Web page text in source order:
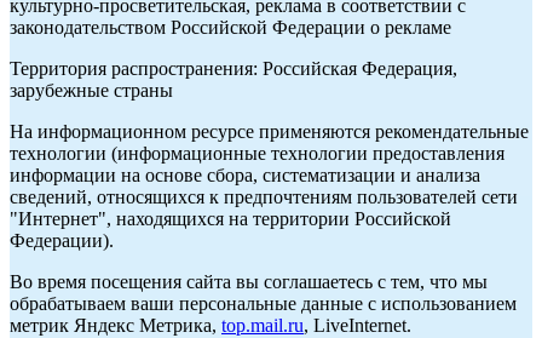
культурно-просветительская, реклама в соответствии с
законодательством Российской Федерации о рекламе
Территория распространения: Российская Федерация,
зарубежные страны
На информационном ресурсе применяются рекомендательные
технологии (информационные технологии предоставления
информации на основе сбора, систематизации и анализа
сведений, относящихся к предпочтениям пользователей сети
"Интернет", находящихся на территории Российской
Федерации).
Во время посещения сайта вы соглашаетесь с тем, что мы
обрабатываем ваши персональные данные с использованием
метрик Яндекс Метрика, top.mail.ru, LiveInternet.